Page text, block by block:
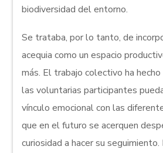
biodiversidad del entorno.
Se trataba, por lo tanto, de
acequia como un espacio
más. El trabajo colectivo ha
las voluntarias participantes
vínculo emocional con las
que en el futuro se acerquen
curiosidad a hacer su